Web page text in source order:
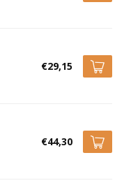
€29,15
€44,30